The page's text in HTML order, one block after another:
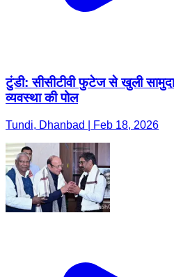
टुंडी: सीसीटीवी फुटेज से खुली
व्यवस्था की पोल
Tundi, Dhanbad | Feb 18, 2026